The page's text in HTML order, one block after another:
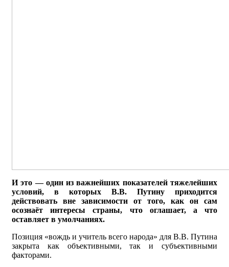
И это — один из важнейших показателей тяжелейших
условий, в которых В.В. Путину приходится
действовать вне зависимости от того, как он сам
осознаёт интересы страны, что оглашает, а что
оставляет в умолчаниях.
Позиция «вождь и учитель всего народа» для В.В. Путина
закрыта как объективными, так и субъективными
факторами.